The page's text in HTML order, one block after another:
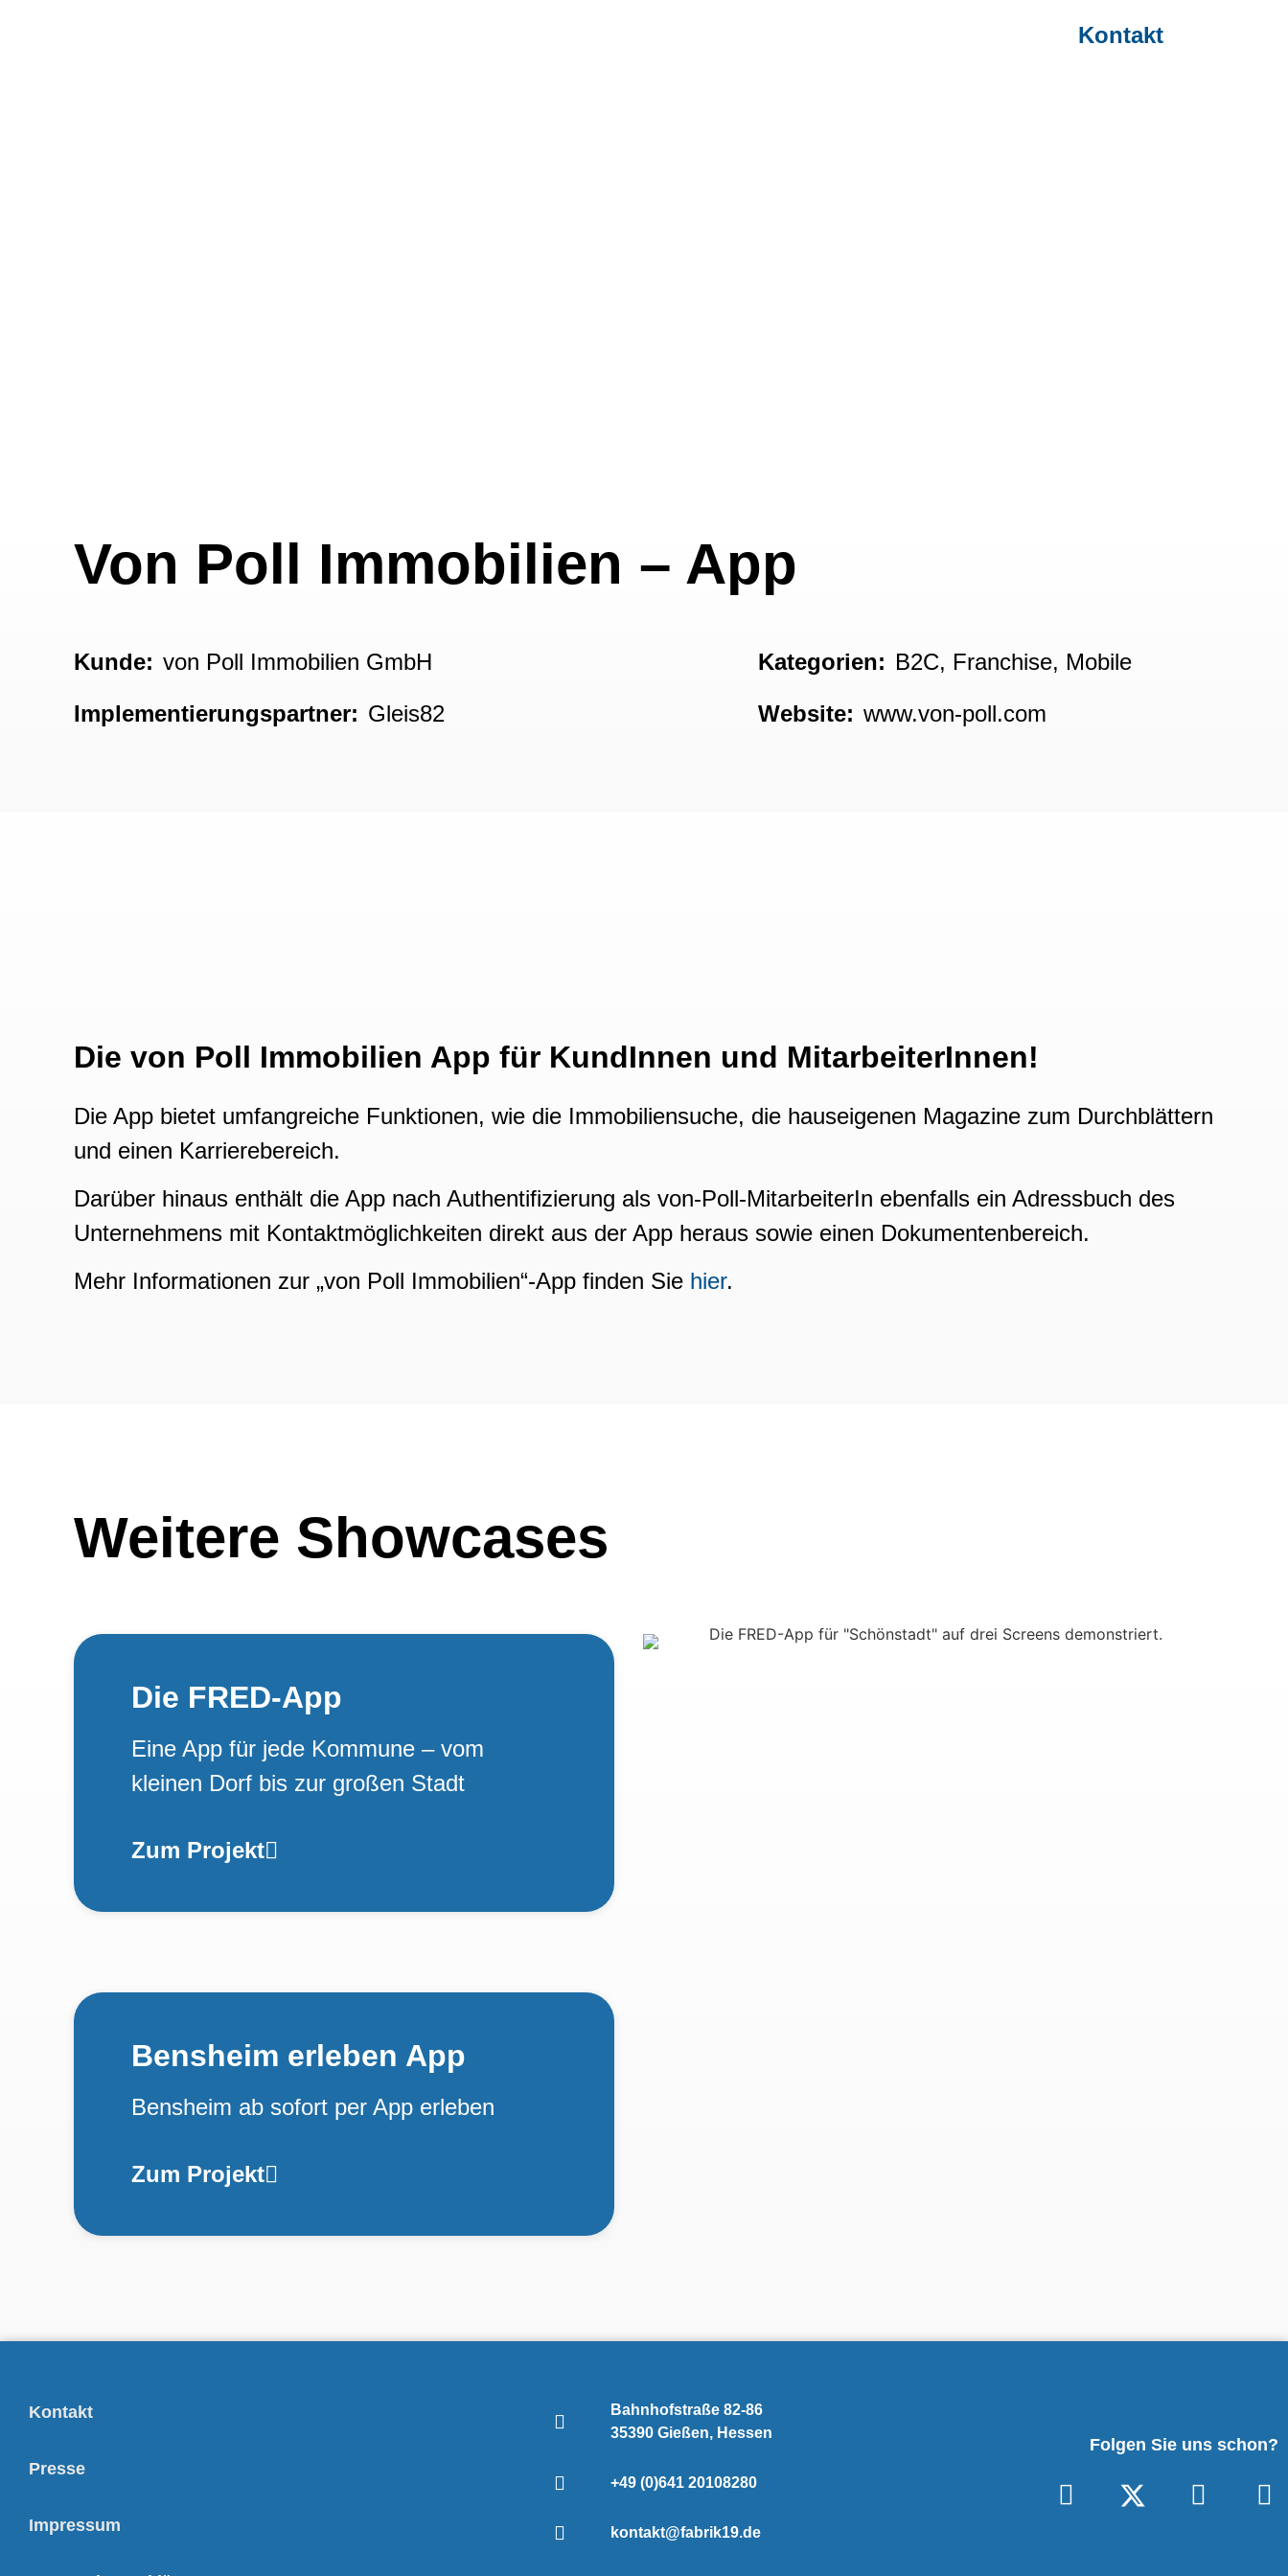
Kontakt
Von Poll Immobilien – App
Kunde: von Poll Immobilien GmbH
Implementierungspartner: Gleis82
Kategorien: B2C, Franchise, Mobile
Website: www.von-poll.com
Die von Poll Immobilien App für KundInnen und MitarbeiterInnen!
Die App bietet umfangreiche Funktionen, wie die Immobiliensuche, die hauseigenen Magazine zum Durchblättern
und einen Karrierebereich.
Darüber hinaus enthält die App nach Authentifizierung als von-Poll-MitarbeiterIn ebenfalls ein Adressbuch des
Unternehmens mit Kontaktmöglichkeiten direkt aus der App heraus sowie einen Dokumentenbereich.
Mehr Informationen zur „von Poll Immobilien“-App finden Sie hier.
Weitere Showcases
Die FRED-App
Eine App für jede Kommune – vom
kleinen Dorf bis zur großen Stadt
Zum Projekt
Bensheim erleben App
Bensheim ab sofort per App erleben
Zum Projekt
Kontakt
Presse
Impressum
Bahnhofstraße 82-86
35390 Gießen, Hessen
+49 (0)641 20108280
kontakt@fabrik19.de
Folgen Sie uns schon?